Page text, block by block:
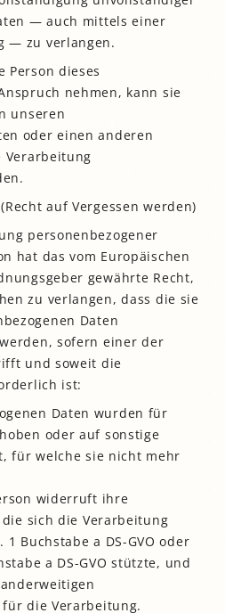
— auch mittels einer
— zu verlangen.
Person dieses
nehmen, kann sie
unseren
oder einen anderen
auf Vergessen werden)
personenbezogener
hat das vom Europäischen
gewährte Recht,
zu verlangen, dass die sie
Daten
sofern einer der
und soweit die
ist:
Daten wurden für
oder auf sonstige
für welche sie nicht mehr
widerruft ihre
sich die Verarbeitung
1 Buchstabe a DS-GVO oder
a DS-GVO stützte, und
die Verarbeitung.